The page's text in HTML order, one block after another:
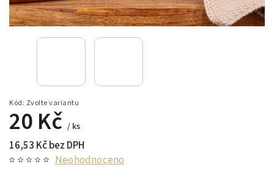
Kód: Zvolte variantu
20 Kč / ks
16,53 Kč bez DPH
Neohodnoceno